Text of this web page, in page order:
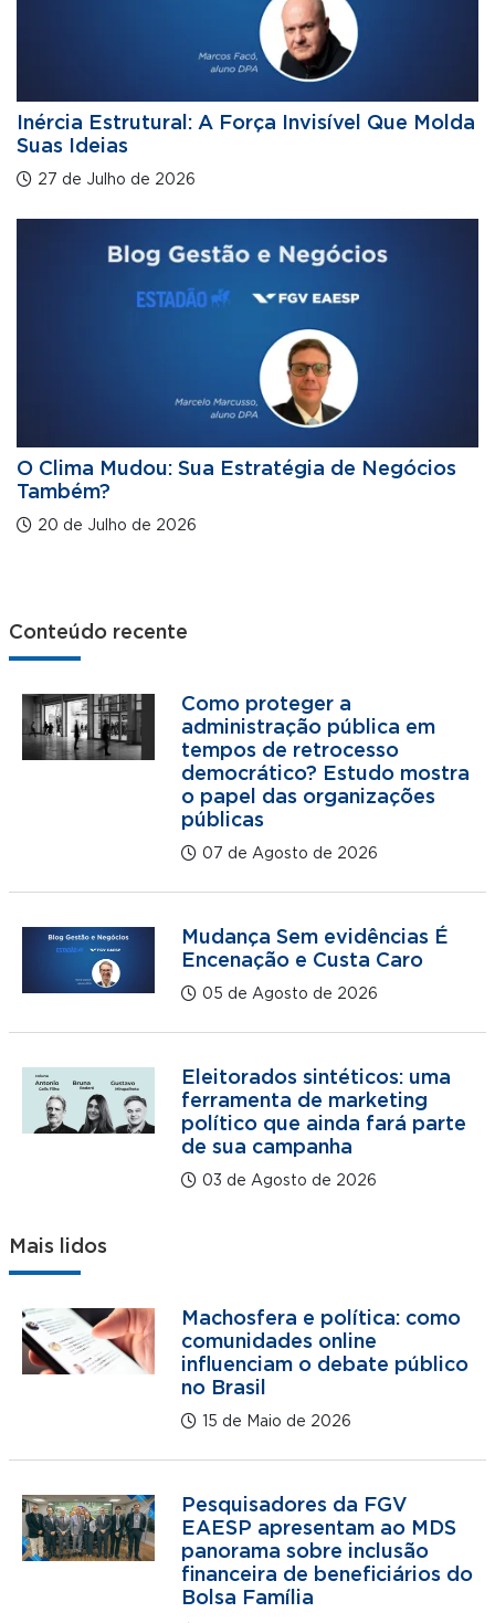
Inércia Estrutural: A Força Invisível Que Molda
Suas Ideias
27 de Julho de 2026
O Clima Mudou: Sua Estratégia de Negócios
Também?
20 de Julho de 2026
Conteúdo recente
Como proteger a
administração pública em
tempos de retrocesso
democrático? Estudo mostra
o papel das organizações
públicas
07 de Agosto de 2026
Mudança Sem evidências É
Encenação e Custa Caro
05 de Agosto de 2026
Eleitorados sintéticos: uma
ferramenta de marketing
político que ainda fará parte
de sua campanha
03 de Agosto de 2026
Mais lidos
Machosfera e política: como
comunidades online
influenciam o debate público
no Brasil
15 de Maio de 2026
Pesquisadores da FGV
EAESP apresentam ao MDS
panorama sobre inclusão
financeira de beneficiários do
Bolsa Família